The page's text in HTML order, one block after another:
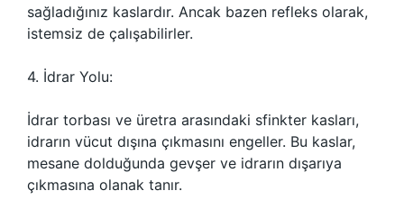
sağladığınız kaslardır. Ancak bazen refleks olarak,
istemsiz de çalışabilirler.
4. İdrar Yolu:
İdrar torbası ve üretra arasındaki sfinkter kasları,
idrarın vücut dışına çıkmasını engeller. Bu kaslar,
mesane dolduğunda gevşer ve idrarın dışarıya
çıkmasına olanak tanır.